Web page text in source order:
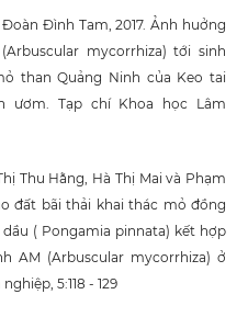
Đình Tam, 2017. Ảnh huởng
mycorrhiza) tới sinh
than Quảng Ninh của Keo tai
ươm. Tạp chí Khoa học Lâm
Thu Hằng, Hà Thị Mai và Phạm
đất bãi thải khai thác mỏ đồng
( Pongamia pinnata) kết hợp
AM (Arbuscular mycorrhiza) ở
5:118 - 129